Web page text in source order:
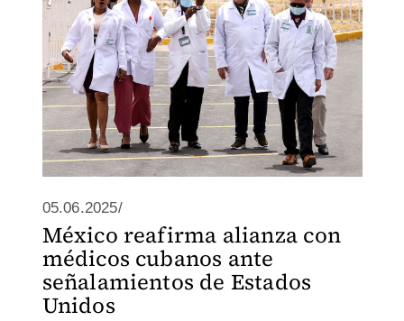
05.06.2025/
México reafirma alianza con
médicos cubanos ante
señalamientos de Estados
Unidos